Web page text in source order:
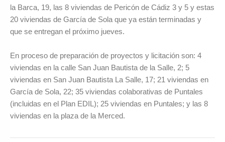
la Barca, 19, las 8 viviendas de Pericón de Cádiz 3 y 5 y estas
20 viviendas de García de Sola que ya están terminadas y
que se entregan el próximo jueves.
En proceso de preparación de proyectos y licitación son: 4
viviendas en la calle San Juan Bautista de la Salle, 2; 5
viviendas en San Juan Bautista La Salle, 17; 21 viviendas en
García de Sola, 22; 35 viviendas colaborativas de Puntales
(incluidas en el Plan EDIL); 25 viviendas en Puntales; y las 8
viviendas en la plaza de la Merced.